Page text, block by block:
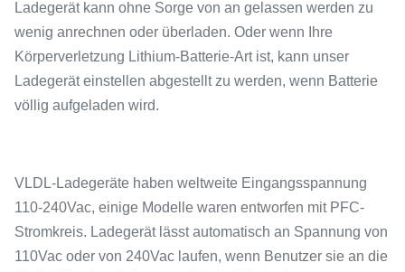
Ladegerät kann ohne Sorge von an gelassen werden zu
wenig anrechnen oder überladen. Oder wenn Ihre
Körperverletzung Lithium-Batterie-Art ist, kann unser
Ladegerät einstellen abgestellt zu werden, wenn Batterie
völlig aufgeladen wird.
VLDL-Ladegeräte haben weltweite Eingangsspannung
110-240Vac, einige Modelle waren entworfen mit PFC-
Stromkreis. Ladegerät lässt automatisch an Spannung von
110Vac oder von 240Vac laufen, wenn Benutzer sie an die